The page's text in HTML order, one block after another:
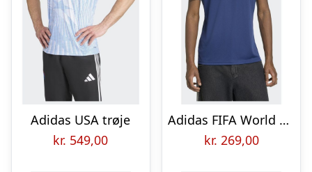
Adidas USA trøje
kr. 549,00
Adidas FIFA World Cup 26™ USA Fodboldtrøje
kr. 269,00